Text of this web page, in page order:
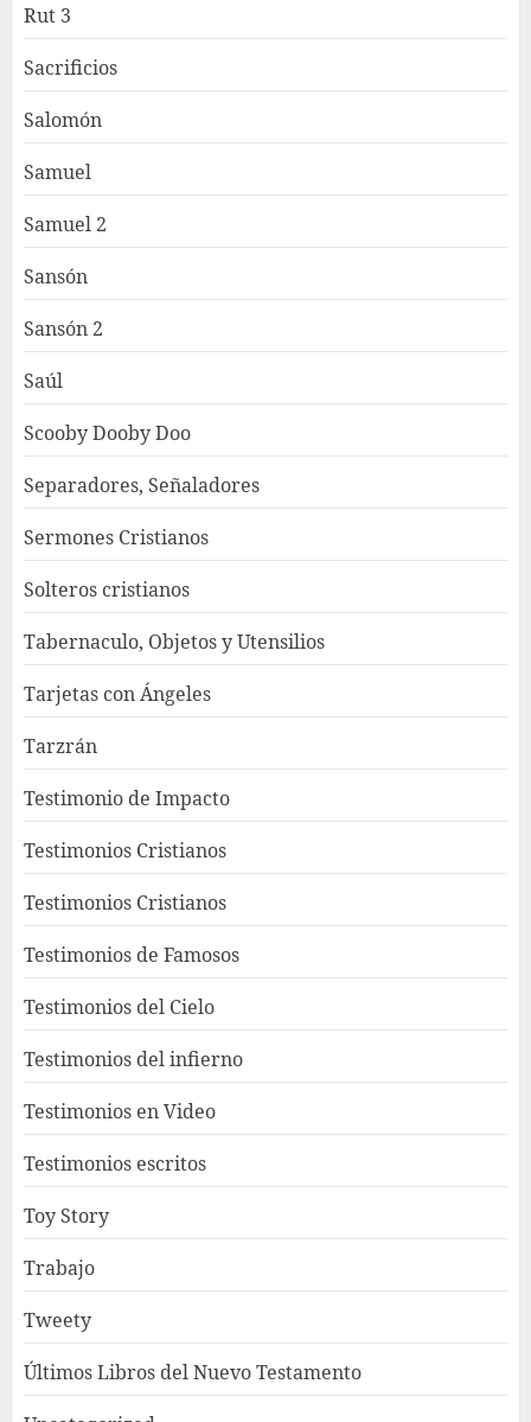
Rut 3
Sacrificios
Salomón
Samuel
Samuel 2
Sansón
Sansón 2
Saúl
Scooby Dooby Doo
Separadores, Señaladores
Sermones Cristianos
Solteros cristianos
Tabernaculo, Objetos y Utensilios
Tarjetas con Ángeles
Tarzrán
Testimonio de Impacto
Testimonios Cristianos
Testimonios Cristianos
Testimonios de Famosos
Testimonios del Cielo
Testimonios del infierno
Testimonios en Video
Testimonios escritos
Toy Story
Trabajo
Tweety
Últimos Libros del Nuevo Testamento